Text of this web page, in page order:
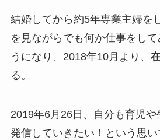
結婚してから約5年専業主婦を
を見ながらでも何か仕事をし
うになり、2018年10月より、
る。
2019年6月26日、自分も育児
発信していきたい！という思い